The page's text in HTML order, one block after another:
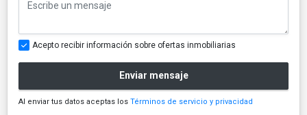
Acepto recibir información sobre ofertas inmobiliarias
Enviar mensaje
Al enviar tus datos aceptas los Términos de servicio y privacidad